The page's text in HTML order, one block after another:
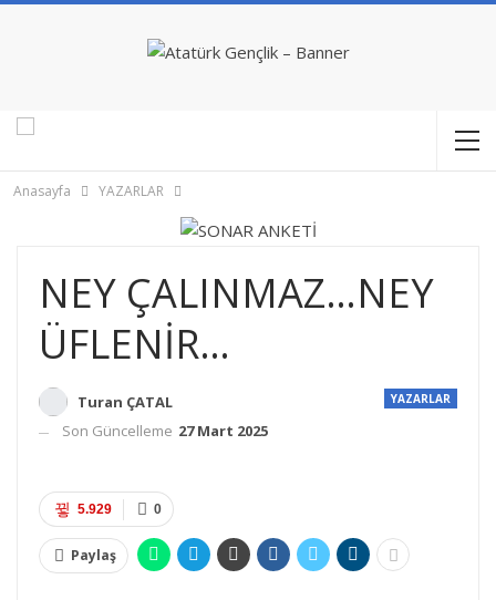
Anasayfa YAZARLAR
NEY ÇALINMAZ…NEY
ÜFLENİR…
YAZARLAR
Turan ÇATAL
Son Güncelleme 27 Mart 2025
0
5.929
Paylaş